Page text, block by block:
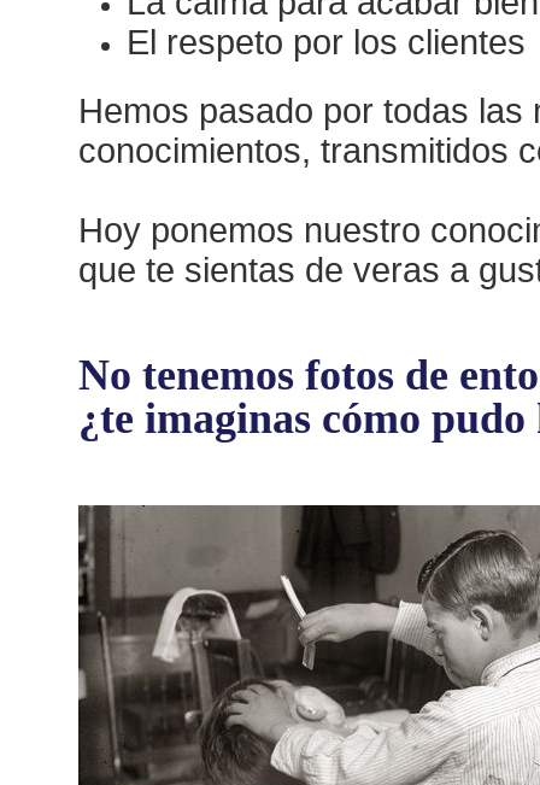
El respeto por los clientes
Hemos pasado por todas las
conocimientos, transmitidos
Hoy ponemos nuestro
que te sientas de veras a
No tenemos fotos de
¿te imaginas cómo